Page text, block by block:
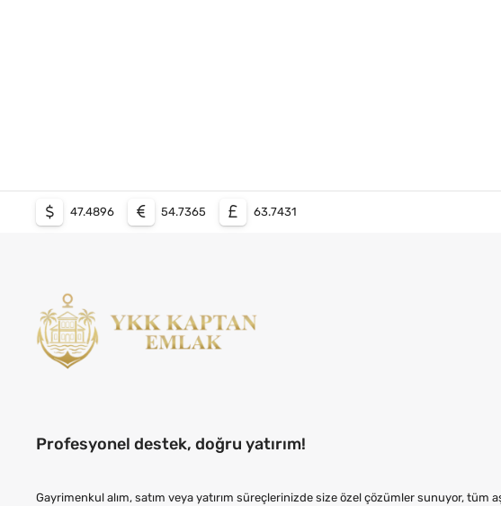
47.4896 54.7365 63.7431
Profesyonel destek, doğru yatırım!
Gayrimenkul alım, satım veya yatırım süreçlerinizde size özel çözümler sunuyor, tüm